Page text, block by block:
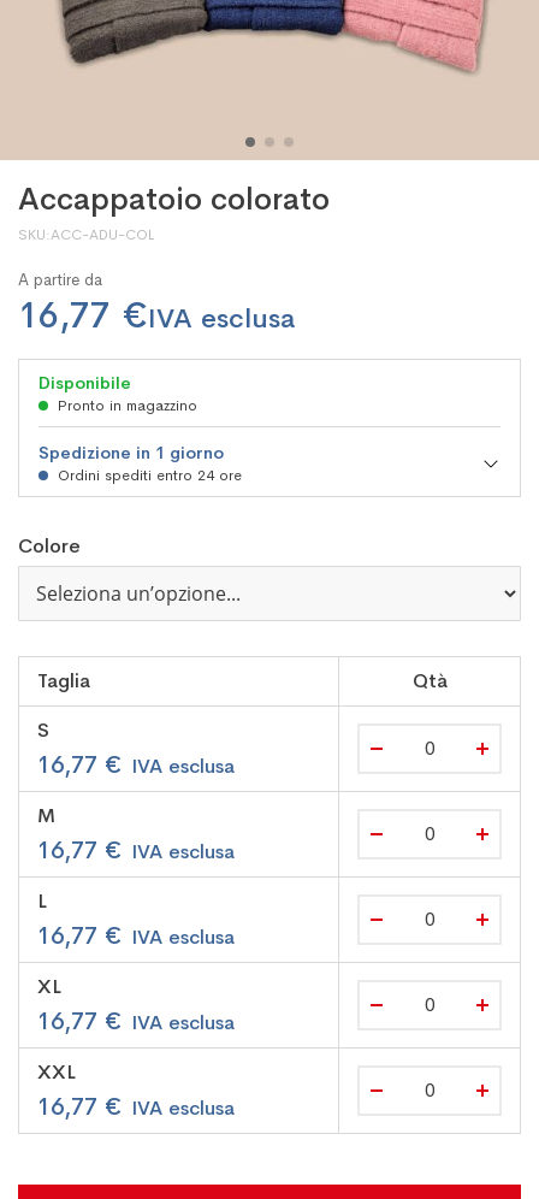
Accappatoio colorato
SKU ACC-ADU-COL
Disponibile
Pronto in magazzino
Spedizione in 1 giorno
Ordini spediti entro 24 ore
A partire da
16,77 €
Colore
Taglia
Qtà
S
16,77 €
M
16,77 €
L
16,77 €
XL
16,77 €
XXL
16,77 €